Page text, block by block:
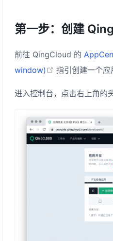
第一步：创建
前往 QingCloud 的
window)
(opens new
指引创建一个
进入控制台，点击右上角的